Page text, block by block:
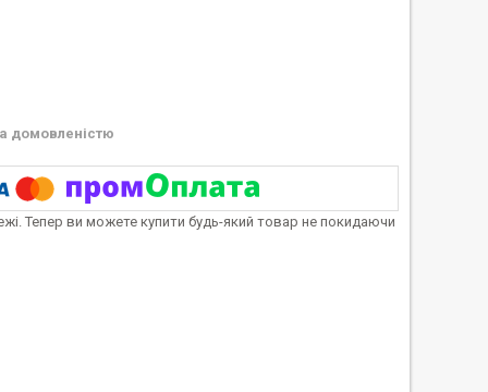
домовленістю
Тепер ви можете купити будь-який товар не покидаючи